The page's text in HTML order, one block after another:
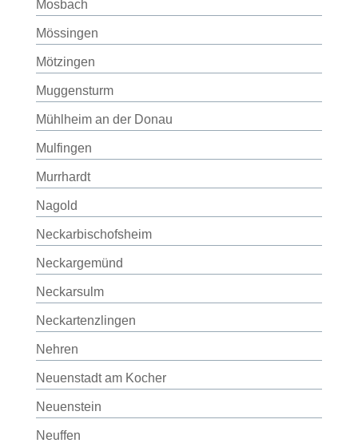
Mosbach
Mössingen
Mötzingen
Muggensturm
Mühlheim an der Donau
Mulfingen
Murrhardt
Nagold
Neckarbischofsheim
Neckargemünd
Neckarsulm
Neckartenzlingen
Nehren
Neuenstadt am Kocher
Neuenstein
Neuffen